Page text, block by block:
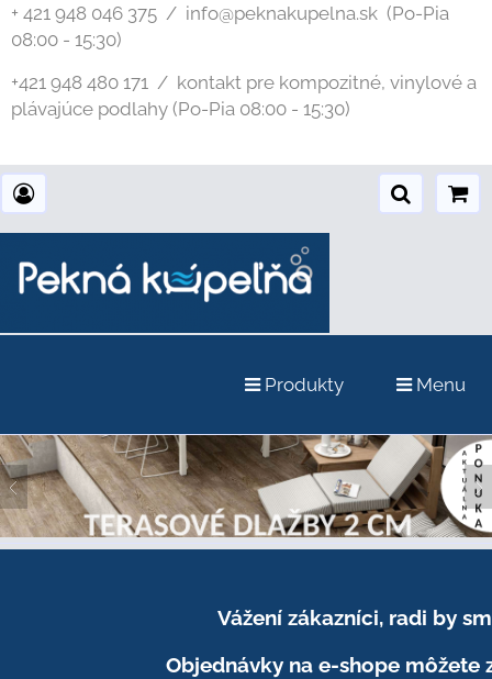
+ 421 948 046 375 / info@peknakupelna.sk (Po-Pia
08:00 - 15:30)
+421 948 480 171 / kontakt pre kompozitné, vinylové a
plávajúce podlahy (Po-Pia 08:00 - 15:30)
Produkty Menu
Vážení zákazníci, radi by
Objednávky na e-shope môžete